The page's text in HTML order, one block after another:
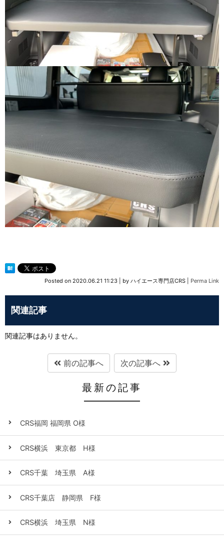
Posted on 2020.06.21 11:23 by ハイエース専門店CRS Perma Link
関連記事
関連記事はありません。
前の記事へ 次の記事へ
最新の記事
CRS福岡 福岡県 O様
CRS横浜 東京都 H様
CRS千葉 埼玉県 A様
CRS千葉店 静岡県 F様
CRS横浜 埼玉県 N様